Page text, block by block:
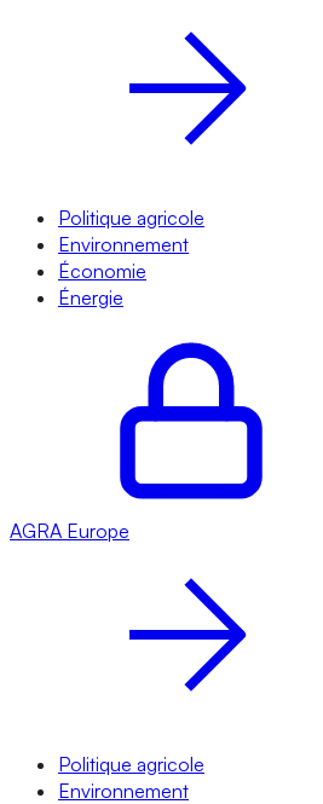
Politique agricole
Environnement
Économie
Énergie
AGRA Europe
Politique agricole
Environnement